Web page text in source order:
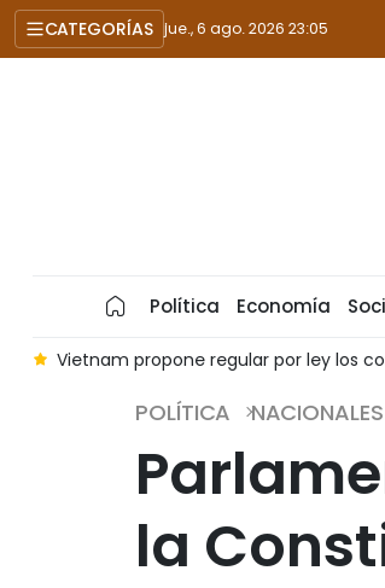
CATEGORÍAS jue., 6 ago. 2026 23:05
Política Economía
propone regular por ley los corredores
POLÍTICA NACIONALES
la